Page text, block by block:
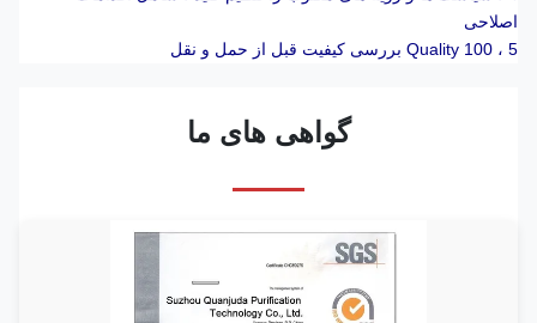
اصلاحی
5 ، 100 Quality بررسی کیفیت قبل از حمل و نقل
گواهی های ما